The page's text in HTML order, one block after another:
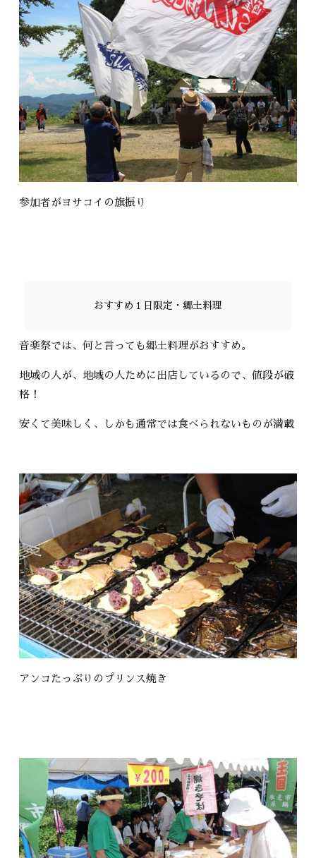
参加者がヨサコイの旗振り
おすすめ１日限定・郷土料理
音楽祭では、何と言っても郷土料理がおすすめ。
地域の人が、地域の人ために出店しているので、値段が破
格！
安くて美味しく、しかも通常では食べられないものが満載
アンコたっぷりのプリンス焼き